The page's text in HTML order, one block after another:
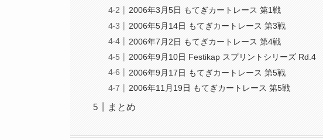
2006年3月5日 もてぎカートレース 第1戦
2006年5月14日 もてぎカートレース 第3戦
2006年7月2日 もてぎカートレース 第4戦
2006年9月10日 Festikap スプリントシリーズ Rd.4
2006年9月17日 もてぎカートレース 第5戦
2006年11月19日 もてぎカートレース 第5戦
まとめ